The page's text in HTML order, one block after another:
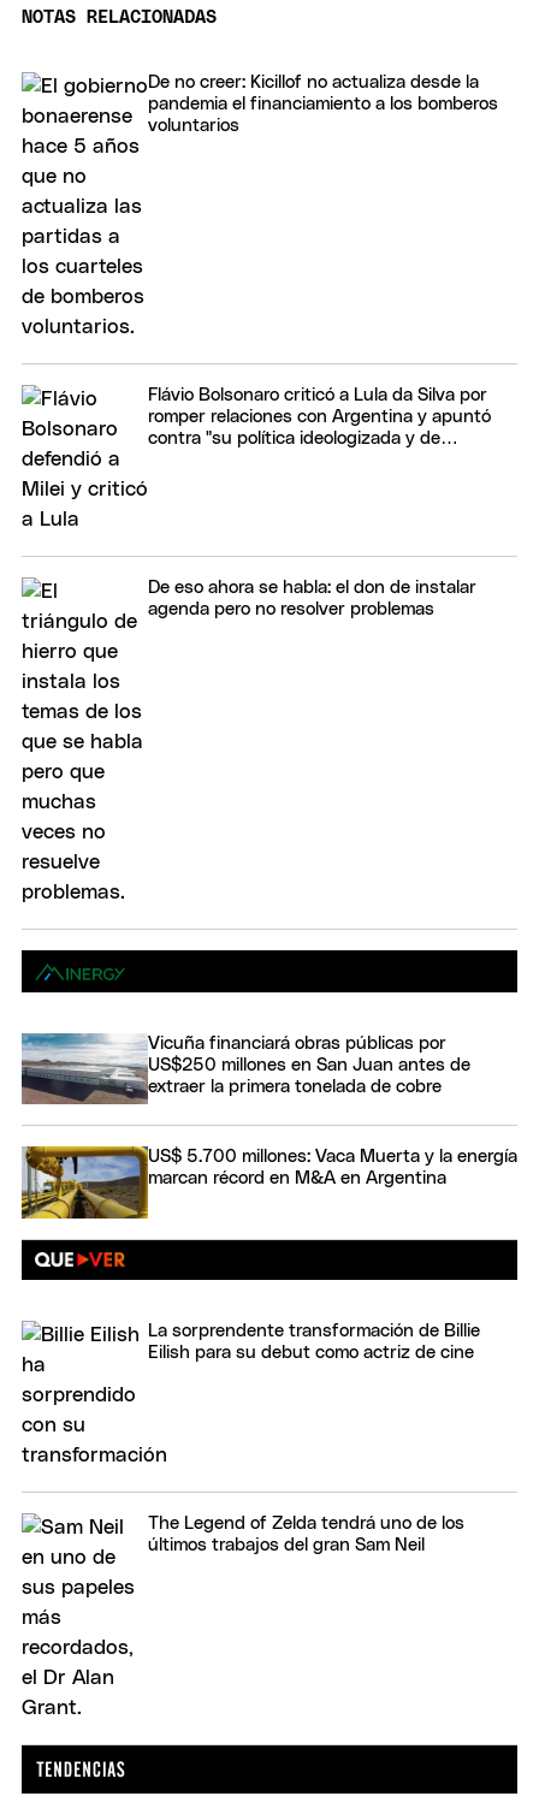
NOTAS RELACIONADAS
De no creer: Kicillof no actualiza desde la
pandemia el financiamiento a los bomberos
voluntarios
Flávio Bolsonaro criticó a Lula da Silva por
romper relaciones con Argentina y apuntó
contra "su política ideologizada y de
De eso ahora se habla: el don de instalar
agenda pero no resolver problemas
Vicuña financiará obras públicas por
US$250 millones en San Juan antes de
extraer la primera tonelada de cobre
US$ 5.700 millones: Vaca Muerta y la energía
marcan récord en M&A en Argentina
La sorprendente transformación de Billie
Eilish para su debut como actriz de cine
The Legend of Zelda tendrá uno de los
últimos trabajos del gran Sam Neil